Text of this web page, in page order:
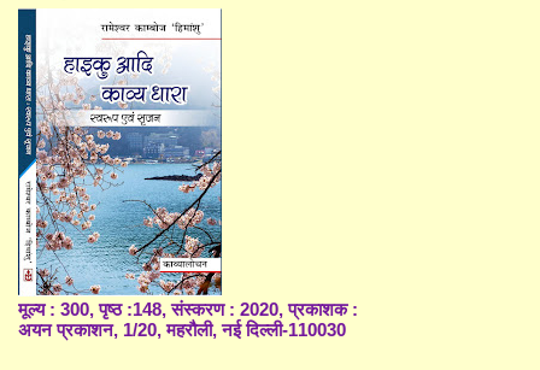
मूल्य : 300, पृष्ठ :148, संस्करण : 2020, प्रकाशक :
अयन प्रकाशन, 1/20, महरौली, नई दिल्ली-110030